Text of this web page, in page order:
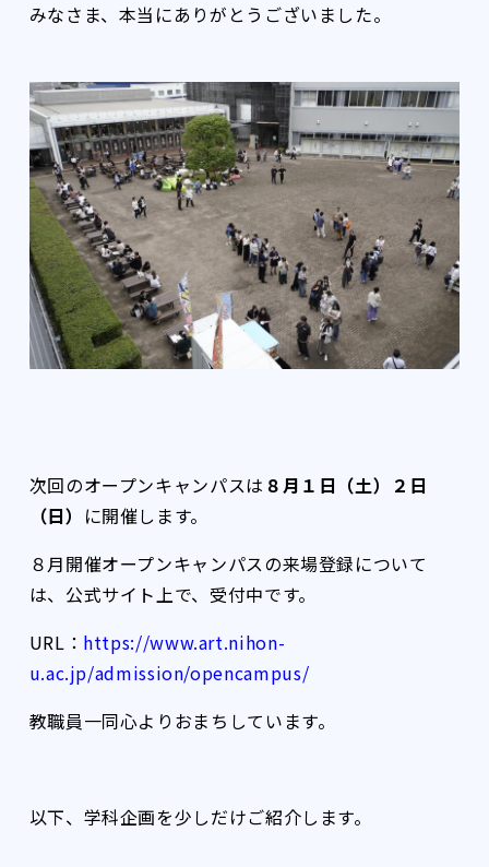
みなさま、本当にありがとうございました。
次回のオープンキャンパスは ８月１日（土）２日
（日） に開催します。
８月開催オープンキャンパスの来場登録について
は、公式サイト上で、受付中です。
URL： https://www.art.nihon-
u.ac.jp/admission/opencampus/
教職員一同心よりおまちしています。
以下、学科企画を少しだけご紹介します。